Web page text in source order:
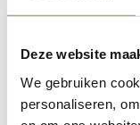
Deze website
We gebruiken
personaliseren,
Le couteau à
la viande des os,